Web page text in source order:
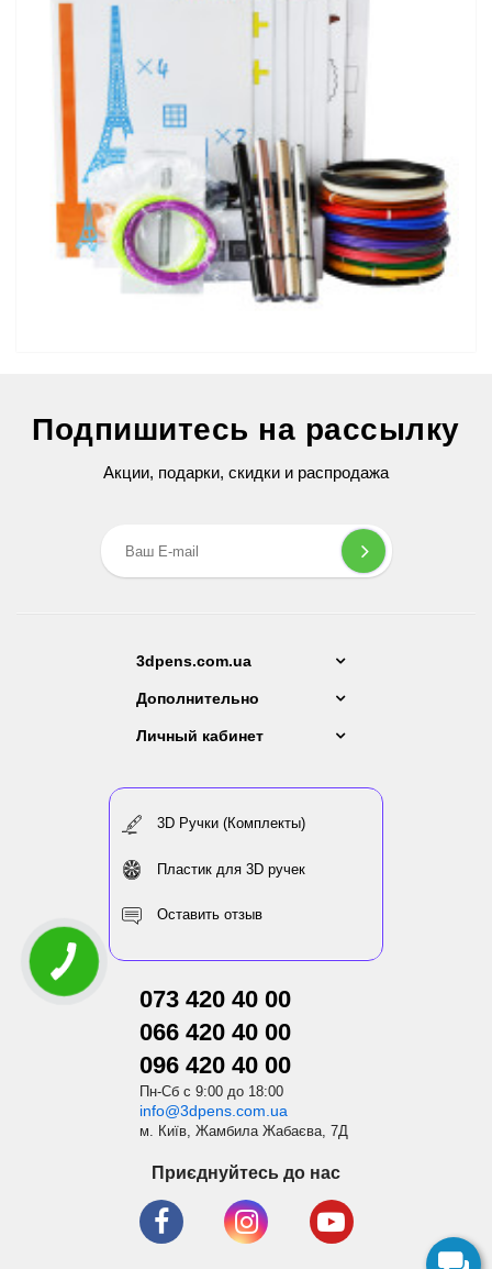
2 599 грн
Подпишитесь на рассылку
Акции, подарки, скидки и распродажа
3dpens.com.ua
Дополнительно
Личный кабинет
3D Ручки (Комплекты)
Пластик для 3D ручек
Оставить отзыв
073 420 40 00
066 420 40 00
096 420 40 00
Пн-Сб с 9:00 до 18:00
info@3dpens.com.ua
м. Київ, Жамбила Жабаєва, 7Д
Приєднуйтесь до нас